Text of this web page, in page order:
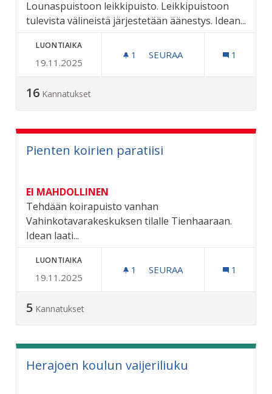
Lounaspuistoon leikkipuisto. Leikkipuistoon
tulevista välineistä järjestetään äänestys. Idean...
LUONTIAIKA
19.11.2025
1 1 SEURAAJA
SEURAA 1
16 Kannatukset
Pienten koirien paratiisi
EI MAHDOLLINEN
Tehdään koirapuisto vanhan
Vahinkotavarakeskuksen tilalle Tienhaaraan.
Idean laati...
LUONTIAIKA
19.11.2025
1 1 SEURAAJA
SEURAA 1
5 Kannatukset
Herajoen koulun vaijeriliuku